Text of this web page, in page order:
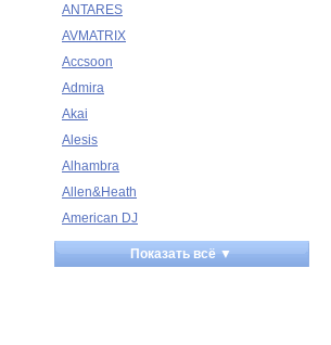
ANTARES
AVMATRIX
Accsoon
Admira
Akai
Alesis
Alhambra
Allen&Heath
American DJ
Ampeg
Apart
Показать всё ▼